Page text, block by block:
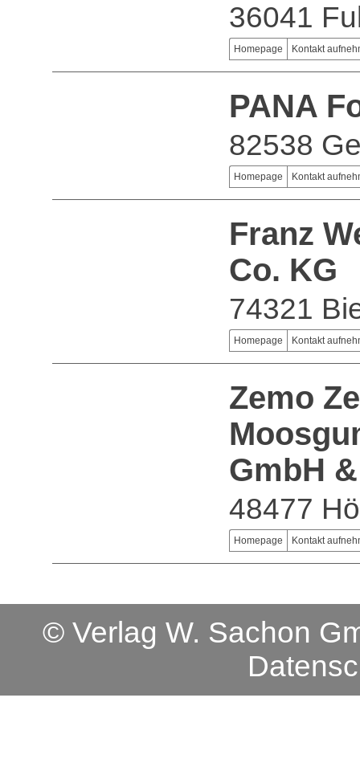
36041
Homepage Kontakt
PANA
82538
Homepage Kontakt
Franz
Co. KG
74321
Homepage Kontakt
Zemo
GmbH
48477
Homepage Kontakt
© Verlag W. Sachon